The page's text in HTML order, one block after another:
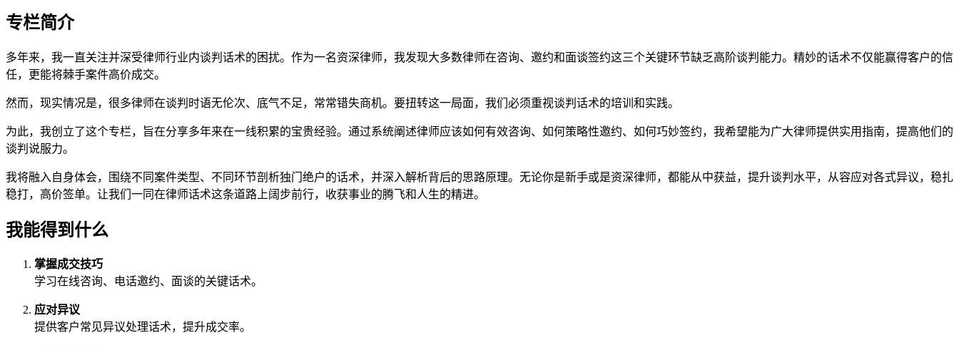
专栏简介
多年来，我一直关注并深受律师行业内谈判话术的困扰。作为一名资深律师，我发现大多数律师在咨询、邀约和面谈签约这三个关键环节缺乏高阶谈判能力。精妙的话术不仅能赢得客户的信
任，更能将棘手案件高价成交。
然而，现实情况是，很多律师在谈判时语无伦次、底气不足，常常错失商机。要扭转这一局面，我们必须重视谈判话术的培训和实践。
为此，我创立了这个专栏，旨在分享多年来在一线积累的宝贵经验。通过系统阐述律师应该如何有效咨询、如何策略性邀约、如何巧妙签约，我希望能为广大律师提供实用指南，提高他们的
谈判说服力。
我将融入自身体会，围绕不同案件类型、不同环节剖析独门绝户的话术，并深入解析背后的思路原理。无论你是新手或是资深律师，都能从中获益，提升谈判水平，从容应对各式异议，稳扎
稳打，高价签单。让我们一同在律师话术这条道路上阔步前行，收获事业的腾飞和人生的精进。
我能得到什么
掌握成交技巧
学习在线咨询、电话邀约、面谈的关键话术。
应对异议
提供客户常见异议处理话术，提升成交率。